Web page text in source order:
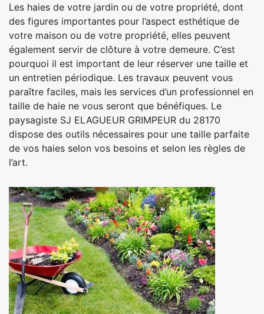
Les haies de votre jardin ou de votre propriété, dont
des figures importantes pour l’aspect esthétique de
votre maison ou de votre propriété, elles peuvent
également servir de clôture à votre demeure. C’est
pourquoi il est important de leur réserver une taille et
un entretien périodique. Les travaux peuvent vous
paraître faciles, mais les services d’un professionnel en
taille de haie ne vous seront que bénéfiques. Le
paysagiste SJ ELAGUEUR GRIMPEUR du 28170
dispose des outils nécessaires pour une taille parfaite
de vos haies selon vos besoins et selon les règles de
l’art.